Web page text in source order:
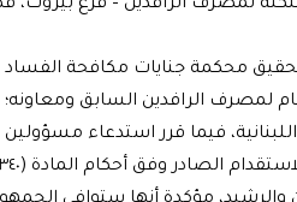
لمصرف الرافدين – فرع
محكمة جنايات مكافحة الفساد
لمصرف الرافدين السابق
فيما قرر استدعاء مسؤولين